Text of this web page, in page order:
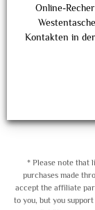
Online-
Kontakten in
* Please note that
purchases made
accept the affiliate
to you, but you